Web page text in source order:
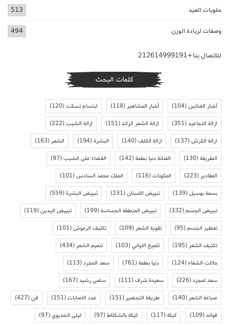
حلويات العيد 513
وصفات لزيادة الوزن 494
للاتصال بنا+212614999191
كلمات البحث
أخبار الفنانين(104) أخبار المشاهير(118) ابتسام تسكت(120)
ازالة التجاعيد(351) ازالة الشعر الزائد(151) ازالة الشيب(222)
ازالة الكرش(137) ازالة الكلف(140) البشرة(194) الشعر(163)
الطريقة(130) الفنانة دنيا بطمة(142) القضاء على الشيب(97)
المقادير(223) المكونات(116) الملك محمد السادس(101)
بسمة بوسيل(139) تبييض الاسنان(231) تبييض البشرة(559)
تبييض الجسم(332) تبييض المنطقة الحساسة(199) تبييض اليدين(119)
تعطير الجسم(95) تقوية الشعر(109) تكثيف الرموش(101)
تكثيف الشعر(195) تلميع الاواني(103) تنعيم الشعر(434)
حالات الشفاء(124) دنيا بطمة(761) سعد المجرد(113)
سعد لمجرد(226) سعيدة شرف(111) سلمى رشيد(167)
صباغة الشعر(140) طريقة التحضير(151) عدد الاصابات(151) فن(427)
فوائد(109) كيكة(117) كيكة بالشكلاط(97) ليلى الحديوي(97)